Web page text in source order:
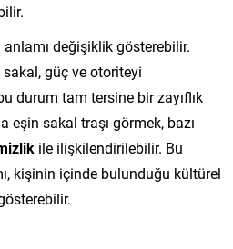
anlamı değişiklik gösterebilir.
güç ve otoriteyi
durum tam tersine bir zayıflık
eşin sakal traşı görmek, bazı
ile ilişkilendirilebilir. Bu
kişinin içinde bulunduğu kültürel